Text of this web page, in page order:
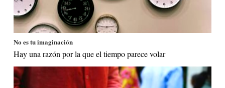
No es tu imaginación
Hay una razón por la que el tiempo parece volar